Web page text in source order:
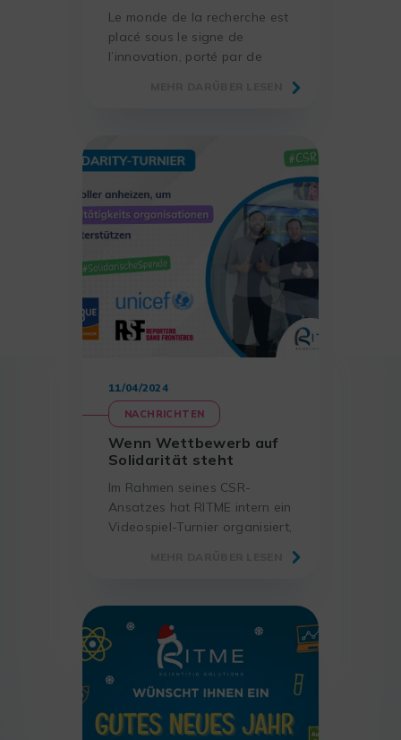
Le monde de la recherche est
placé sous le signe de
l’innovation, porté par de
participer à notre enquête.
11/04/2024
NACHRICHTEN
Wenn Wettbewerb auf
Solidarität steht
Im Rahmen seines CSR-
Ansatzes hat RITME intern ein
Videospiel-Turnier organisiert,